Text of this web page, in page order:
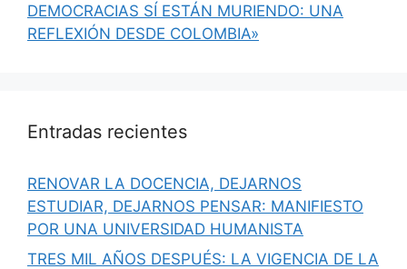
DEMOCRACIAS SÍ ESTÁN MURIENDO: UNA
REFLEXIÓN DESDE COLOMBIA»
Entradas recientes
RENOVAR LA DOCENCIA, DEJARNOS
ESTUDIAR, DEJARNOS PENSAR: MANIFIESTO
POR UNA UNIVERSIDAD HUMANISTA
TRES MIL AÑOS DESPUÉS: LA VIGENCIA DE LA